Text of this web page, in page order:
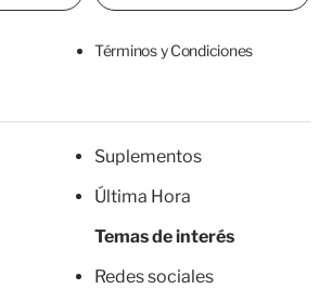
Términos y Condiciones
Suplementos
Última Hora
Temas de interés
Redes sociales